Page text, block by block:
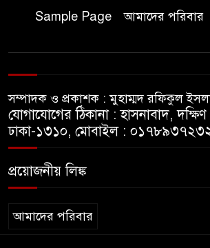
জুলাই আন্দোলন
ফ্যাসিবাদী
যথাযথ মর্যাদায়
পালন করছে
আলিম মাদ্রাসা
Sample Page আমাদের পরিবার
সম্পাদক ও প্রকাশক : মুহাম্মদ রফিকুল
যোগাযোগের ঠিকানা : হাসনাবাদ, দক্ষিণ
ঢাকা-১৩১০, মোবাইল :
প্রয়োজনীয় লিঙ্ক
আমাদের পরিবার